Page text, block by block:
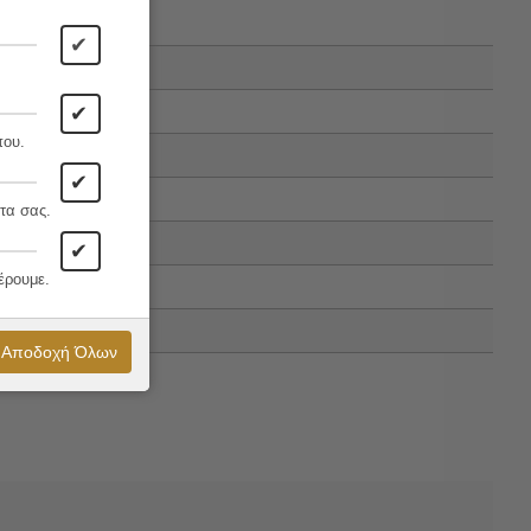
✔
✔
✔
σας.
✔
Αποδοχή Όλων